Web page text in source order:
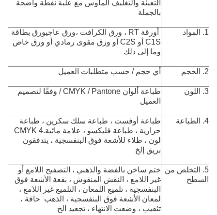
التعبئة والتغليف الماوس مع علبة نفطة واضحة
بالجملة
1. المواد ورقة RT ، ورق الكرافت ، ورق عاجيورق بطاقة
C1S أو C2S أو ورق مقوى رمادي أو ورق خاص
وما إلى ذلك
2. الحجم أي حجم / حسب متطلبات العميل
3. اللون
طباعة ألوان CMYK / Pantone / وفقًا لتصميم
العميل
4. الطباعة
طباعة أوفست ، طباعة سلك سكرين ، طباعة
حرارية ، طباعة فليكسو ، علامة مائية.CMYK 4
لون ، طلاء للأشعة فوق البنفسجية ، يتدفقون
بريق إلخ
5. التخلص من
السطح
ختم ساخن بالفضة والذهبي ، التصفيح اللامع أو
غير اللامع ، النقش المنقوش ، بقعة الأشعة فوق
البنفسجية ، تلميع اللمعان ، التلميع غير اللامع ،
لمعان الأشعة فوق البنفسجية ، الذهب
حافة ،
تثقيب ، وضعت الانتهاء ، تجعيد الخ